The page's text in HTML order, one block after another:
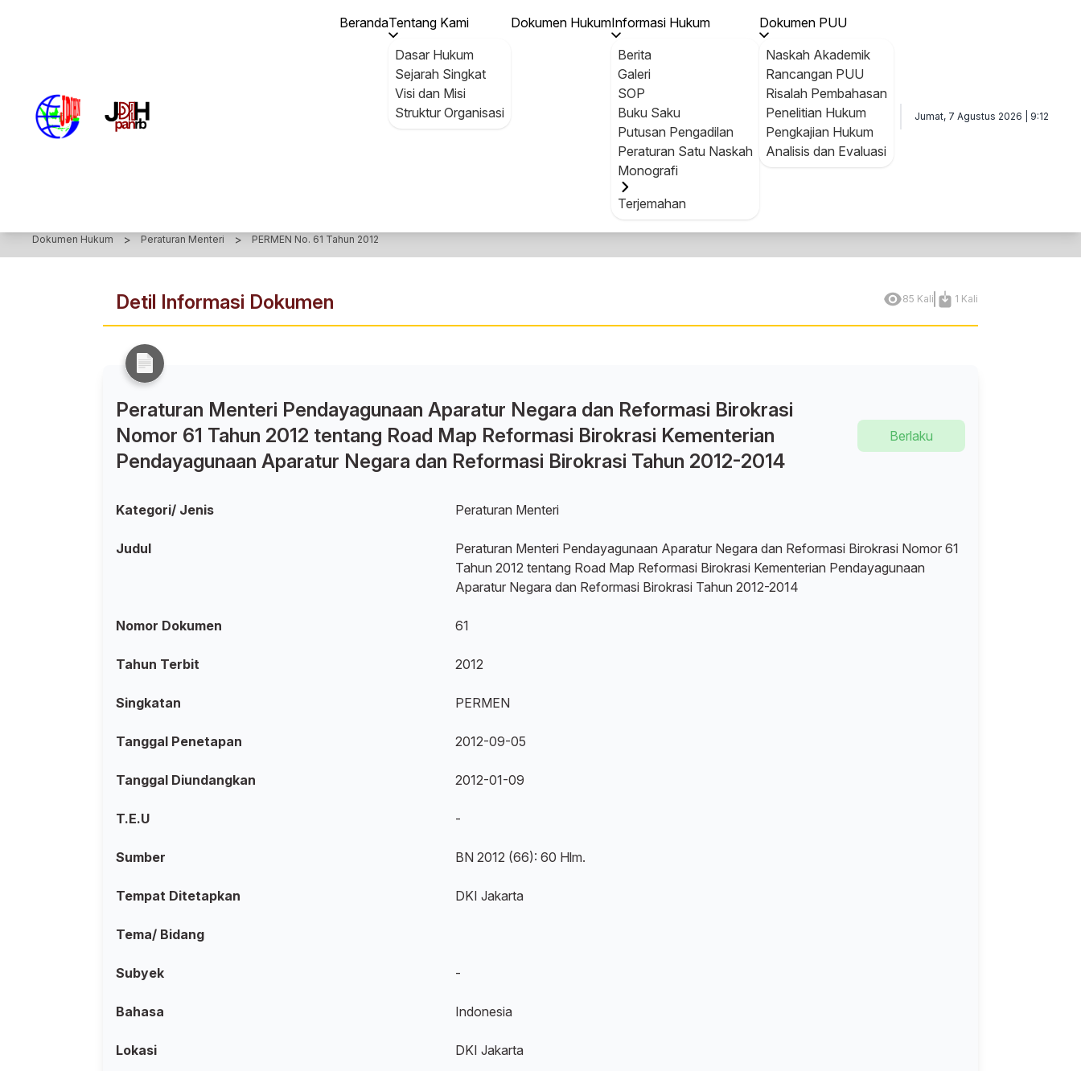
BerandaTentang Kami
Dasar Hukum
Sejarah Singkat
Visi dan Misi
Struktur Organisasi
Dokumen HukumInformasi Hukum
Berita
Galeri
SOP
Buku Saku
Putusan Pengadilan
Peraturan Satu Naskah
Monografi
Terjemahan
Dokumen PUU
Naskah Akademik
Rancangan PUU
Risalah Pembahasan
Penelitian Hukum
Pengkajian Hukum
Analisis dan Evaluasi
Jumat, 7 Agustus 2026 | 9:12
DOKUMEN HUKUM
Dokumen Hukum > Peraturan Menteri > PERMEN No. 61 Tahun 2012
Detil Informasi Dokumen 85 Kali 1 Kali
Peraturan Menteri Pendayagunaan Aparatur Negara dan Reformasi Birokrasi
Nomor 61 Tahun 2012 tentang Road Map Reformasi Birokrasi Kementerian
Pendayagunaan Aparatur Negara dan Reformasi Birokrasi Tahun 2012-2014
Berlaku
Kategori/ Jenis Peraturan Menteri
Judul
Peraturan Menteri Pendayagunaan Aparatur Negara dan Reformasi Birokrasi Nomor 61
Tahun 2012 tentang Road Map Reformasi Birokrasi Kementerian Pendayagunaan
Aparatur Negara dan Reformasi Birokrasi Tahun 2012-2014
Nomor Dokumen 61
Tahun Terbit 2012
Singkatan PERMEN
Tanggal Penetapan 2012-09-05
Tanggal Diundangkan 2012-01-09
T.E.U -
Sumber BN 2012 (66): 60 Hlm.
Tempat Ditetapkan DKI Jakarta
Tema/ Bidang
Subyek -
Bahasa Indonesia
Lokasi DKI Jakarta